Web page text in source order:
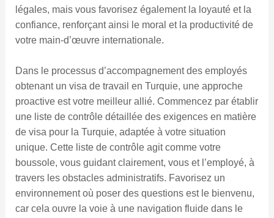
légales, mais vous favorisez également la loyauté et la
confiance, renforçant ainsi le moral et la productivité de
votre main-d’œuvre internationale.
Dans le processus d’accompagnement des employés
obtenant un visa de travail en Turquie, une approche
proactive est votre meilleur allié. Commencez par établir
une liste de contrôle détaillée des exigences en matière
de visa pour la Turquie, adaptée à votre situation
unique. Cette liste de contrôle agit comme votre
boussole, vous guidant clairement, vous et l’employé, à
travers les obstacles administratifs. Favorisez un
environnement où poser des questions est le bienvenu,
car cela ouvre la voie à une navigation fluide dans le